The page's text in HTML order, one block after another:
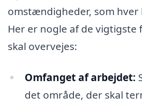
omstændigheder, som hver
Her er nogle af de vigtigste
skal overvejes:
Omfanget af arbejdet:
det område, der skal